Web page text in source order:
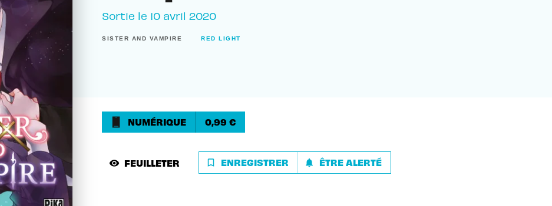
Sortie le 10 avril 2020
SISTER AND VAMPIRE RED LIGHT
NUMÉRIQUE 0,99 €
visibility FEUILLETER bookmark_border ENREGISTRER notifications ÊTRE ALERTÉ